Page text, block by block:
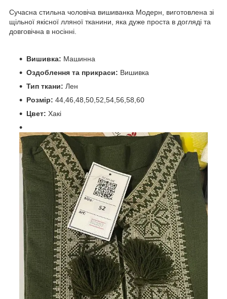
Сучасна стильна чоловіча вишиванка Модерн, виготовлена зі
щільної якісної лляної тканини, яка дуже проста в догляді та
довговічна в носінні.
Вишивка: Машинна
Оздоблення та прикраси: Вишивка
Тип ткани: Лен
Розмір: 44,46,48,50,52,54,56,58,60
Цвет: Хакі